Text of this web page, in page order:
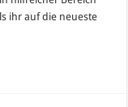
ihr auf die neueste